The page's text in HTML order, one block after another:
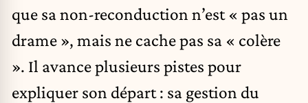
que sa non-reconduction n’est « pas un
drame », mais ne cache pas sa « colère
». Il avance plusieurs pistes pour
expliquer son départ : sa gestion du